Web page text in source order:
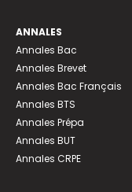
ANNALES
Annales Bac
Annales Brevet
Annales Bac Français
Annales BTS
Annales Prépa
Annales BUT
Annales CRPE